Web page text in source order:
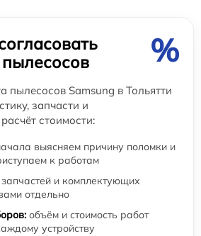
%
пылесосов Samsung в Тольятти
запчасти и
стоимости:
выясняем причину поломки и
к работам
и комплектующих
отдельно
объём и стоимость работ
устройству